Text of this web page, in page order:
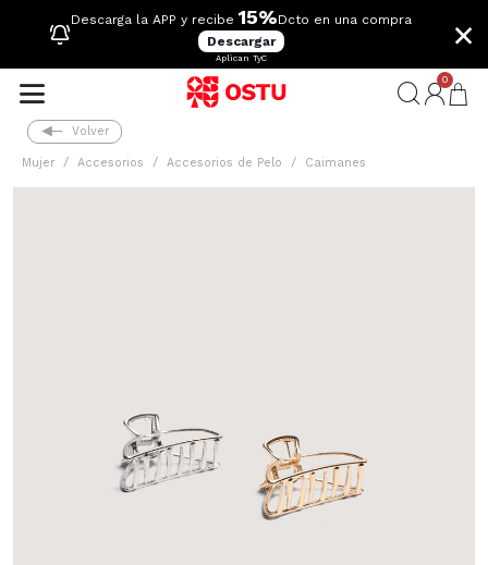
Descarga la APP y recibe 15%Dcto en una compra
Descargar
Aplican TyC
×
0
Volver
Mujer Accesorios Accesorios de Pelo Caimanes